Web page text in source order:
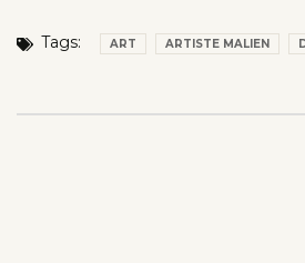
Tags: ART ARTISTE MALIEN